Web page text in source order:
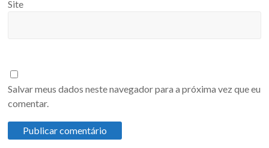
Site
Salvar meus dados neste navegador para a próxima vez que eu
comentar.